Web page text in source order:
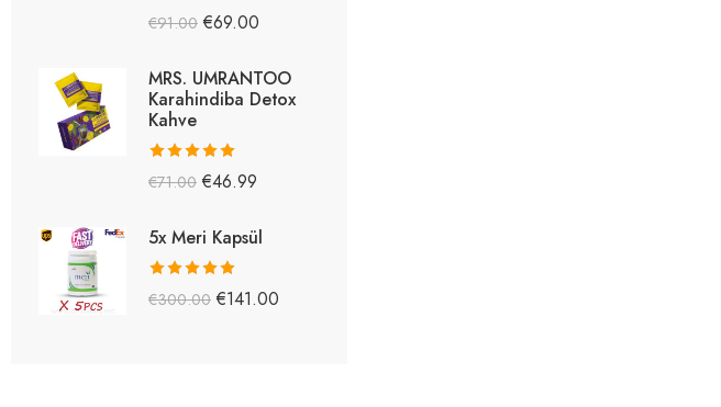
5 üzerinden
€91.00 €69.00
MRS. UMRANTOO
Karahindiba Detox
Kahve
5 üzerinden
€71.00 €46.99
5x Meri Kapsül
5 üzerinden
€300.00 €141.00